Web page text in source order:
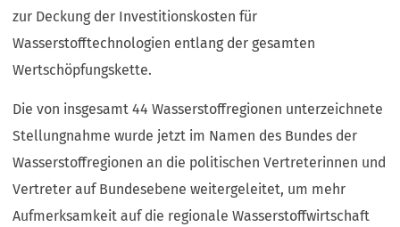
zur Deckung der Investitionskosten für
Wasserstofftechnologien entlang der gesamten
Wertschöpfungskette.
Die von insgesamt 44 Wasserstoffregionen unterzeichnete
Stellungnahme wurde jetzt im Namen des Bundes der
Wasserstoffregionen an die politischen Vertreterinnen und
Vertreter auf Bundesebene weitergeleitet, um mehr
Aufmerksamkeit auf die regionale Wasserstoffwirtschaft